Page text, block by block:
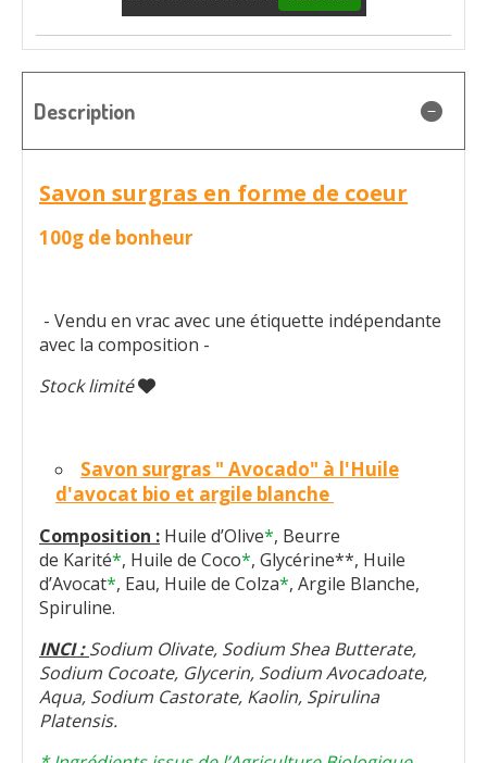
Description
Savon surgras en forme de coeur
100g de bonheur
- Vendu en vrac avec une étiquette indépendante
avec la composition -
Stock limité
Savon surgras " Avocado" à l'Huile
d'avocat bio et argile blanche
Composition : Huile d’Olive*, Beurre
de Karité*, Huile de Coco*, Glycérine**, Huile
d’Avocat*, Eau, Huile de Colza*, Argile Blanche,
Spiruline.
INCI : Sodium Olivate, Sodium Shea Butterate,
Sodium Cocoate, Glycerin, Sodium Avocadoate,
Aqua, Sodium Castorate, Kaolin, Spirulina
Platensis.